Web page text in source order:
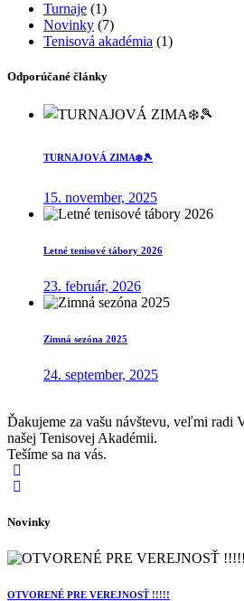
Turnaje (1)
Novinky (7)
Tenisová akadémia (1)
Odporúčané články
TURNAJOVÁ ZIMA❄️🎾
15. november, 2025
Letné tenisové tábory 2026
23. február, 2026
Zimná sezóna 2025
24. september, 2025
Ďakujeme za vašu návštevu, veľmi radi
našej Tenisovej Akadémii.
Tešíme sa na vás.
Novinky
OTVORENÉ PRE VEREJNOSŤ !!!!!